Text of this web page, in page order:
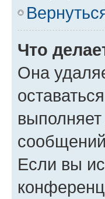
Что
Она
Если вы